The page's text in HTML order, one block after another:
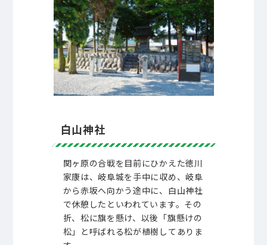
白山神社
関ヶ原の合戦を目前にひかえた徳川
家康は、岐阜城を手中に収め、岐阜
から赤坂へ向かう途中に、白山神社
で休憩したといわれています。その
折、松に旗を懸け、以後「旗懸けの
松」と呼ばれる松が植樹してありま